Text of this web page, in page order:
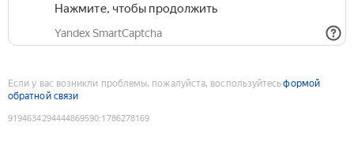
Нажмите, чтобы продолжить
Yandex SmartCaptcha
Если у вас возникли проблемы, пожалуйста, воспользуйтесьформой
обратной связи
9194634294444869590:1786278169